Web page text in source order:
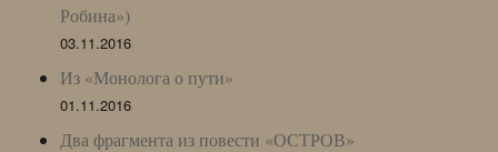
Робина»)
03.11.2016
Из «Монолога о пути»
01.11.2016
Два фрагмента из повести «ОСТРОВ»